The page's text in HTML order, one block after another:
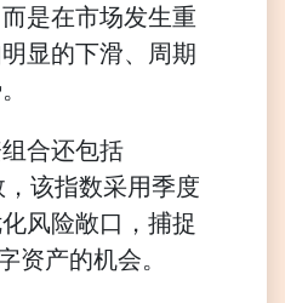
是在市场发生重
显的下滑、周期
合还包括
该指数采用季度
风险敞口，捕捉
资产的机会。